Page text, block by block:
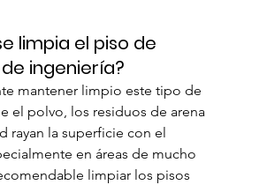
limpia el piso de
ingeniería?
mantener limpio este tipo de
el polvo, los residuos de arena
rayan la superficie con el
en áreas de mucho
limpiar los pisos